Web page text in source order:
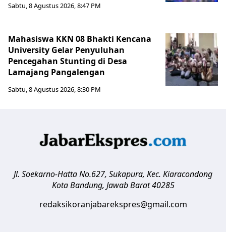
Sabtu, 8 Agustus 2026, 8:47 PM
Mahasiswa KKN 08 Bhakti Kencana
University Gelar Penyuluhan
Pencegahan Stunting di Desa
Lamajang Pangalengan
Sabtu, 8 Agustus 2026, 8:30 PM
Jl. Soekarno-Hatta No.627, Sukapura, Kec. Kiaracondong
Kota Bandung, Jawab Barat 40285
redaksikoranjabarekspres@gmail.com